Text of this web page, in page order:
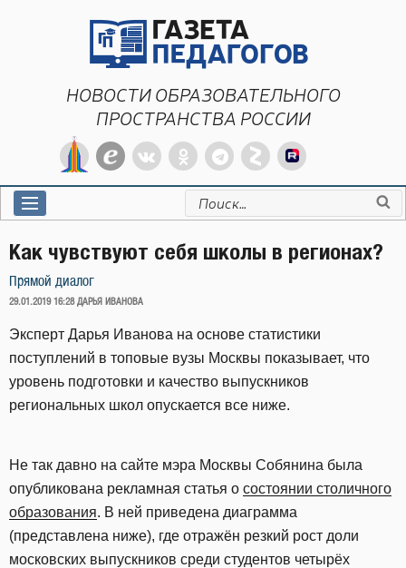
НОВОСТИ ОБРАЗОВАТЕЛЬНОГО
ПРОСТРАНСТВА РОССИИ
Искать:
Как чувствуют себя школы в регионах?
Прямой диалог
ОПУБЛИКОВАНО
29.01.2019 16:28 ДАРЬЯ ИВАНОВА
Эксперт Дарья Иванова на основе статистики
поступлений в топовые вузы Москвы показывает, что
уровень подготовки и качество выпускников
региональных школ опускается все ниже.
Не так давно на сайте мэра Москвы Собянина была
опубликована рекламная статья о состоянии столичного
образования. В ней приведена диаграмма
(представлена ниже), где отражён резкий рост доли
московских выпускников среди студентов четырёх